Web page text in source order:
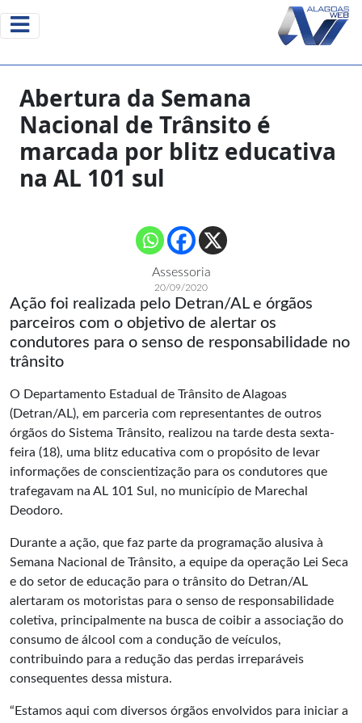
Abertura da Semana
Nacional de Trânsito é
marcada por blitz educativa
na AL 101 sul
Assessoria
20/09/2020
Ação foi realizada pelo Detran/AL e órgãos
parceiros com o objetivo de alertar os
condutores para o senso de responsabilidade no
trânsito
O Departamento Estadual de Trânsito de Alagoas
(Detran/AL), em parceria com representantes de outros
órgãos do Sistema Trânsito, realizou na tarde desta sexta-
feira (18), uma blitz educativa com o propósito de levar
informações de conscientização para os condutores que
trafegavam na AL 101 Sul, no município de Marechal
Deodoro.
Durante a ação, que faz parte da programação alusiva à
Semana Nacional de Trânsito, a equipe da operação Lei Seca
e do setor de educação para o trânsito do Detran/AL
alertaram os motoristas para o senso de responsabilidade
coletiva, principalmente na busca de coibir a associação do
consumo de álcool com a condução de veículos,
contribuindo para a redução das perdas irreparáveis
consequentes dessa mistura.
“Estamos aqui com diversos órgãos envolvidos para iniciar a